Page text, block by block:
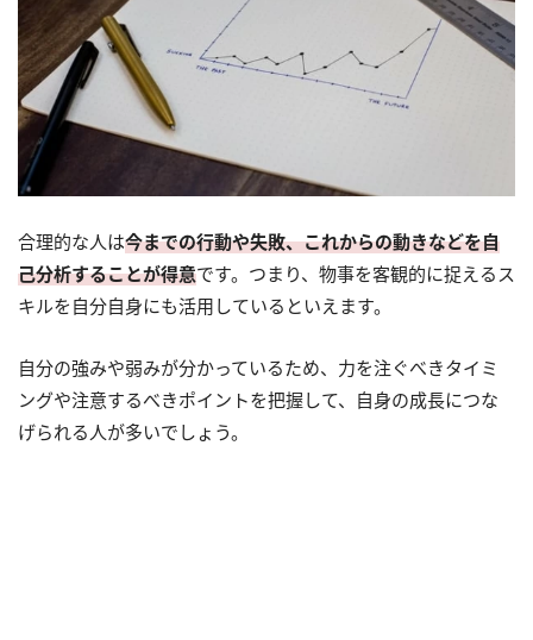
合理的な人は今までの行動や失敗、これからの動きなどを自
己分析することが得意です。つまり、物事を客観的に捉えるス
キルを自分自身にも活用しているといえます。
自分の強みや弱みが分かっているため、力を注ぐべきタイミ
ングや注意するべきポイントを把握して、自身の成長につな
げられる人が多いでしょう。